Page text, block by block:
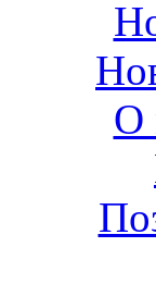
О